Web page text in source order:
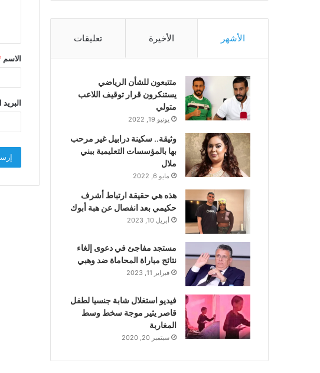
ق
*
الاسم
البريد
الأشهر الأخيرة تعليقات
متتبعون للشأن الرياضي
يستنكرون قرار توقيف اللاعب
متولي
يونيو 19, 2022
وثيقة.. سكينة درابيل غير مرحب
بها بالمؤسسات التعليمية ببني
ملال
مايو 6, 2022
هذه هي حقيقة ارتباط أشرف
حكيمي بعد انفصال عن هبة أبوك
أبريل 10, 2023
مستجد مفاجئ في دعوى إلغاء
نتائج مباراة المحاماة ضد وهبي
فبراير 11, 2023
فيديو استغلال شابة جنسيا لطفل
قاصر يثير موجة سخط وسط
المغاربة
سبتمبر 20, 2020